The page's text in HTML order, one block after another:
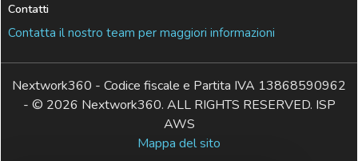
Contatti
Contatta il nostro team per maggiori informazioni
Nextwork360 - Codice fiscale e Partita IVA 13868590962
- © 2026 Nextwork360. ALL RIGHTS RESERVED. ISP
AWS
Mappa del sito